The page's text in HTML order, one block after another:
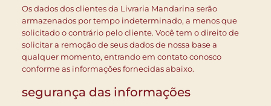
Os dados dos clientes da Livraria Mandarina serão
armazenados por tempo indeterminado, a menos que
solicitado o contrário pelo cliente. Você tem o direito de
solicitar a remoção de seus dados de nossa base a
qualquer momento, entrando em contato conosco
conforme as informações fornecidas abaixo.
segurança das informações